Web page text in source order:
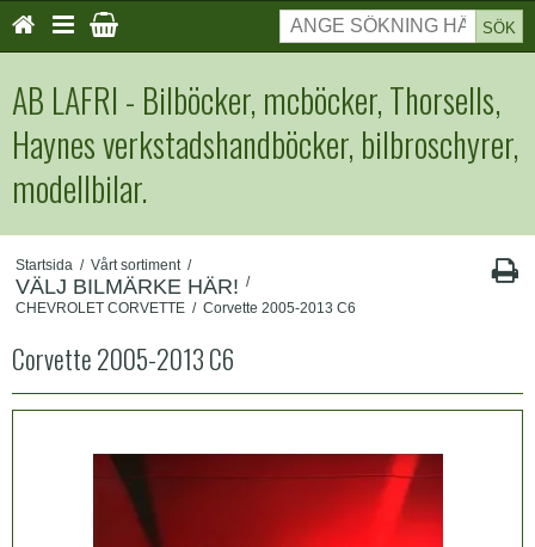
SÖK
AB LAFRI - Bilböcker, mcböcker, Thorsells,
Haynes verkstadshandböcker, bilbroschyrer,
modellbilar.
Startsida / Vårt sortiment /
VÄLJ BILMÄRKE HÄR! /
CHEVROLET CORVETTE / Corvette 2005-2013 C6
Corvette 2005-2013 C6